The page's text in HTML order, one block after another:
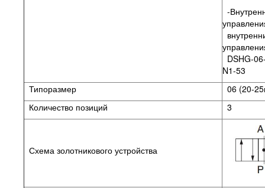
-
DSHG-
N1-53
Типоразмер
06 (20-
Количество позиций
3
Схема золотникового устройства